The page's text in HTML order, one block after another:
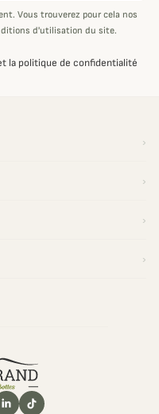
Vous trouverez pour cela nos
d'utilisation du site.
la politique de confidentialité